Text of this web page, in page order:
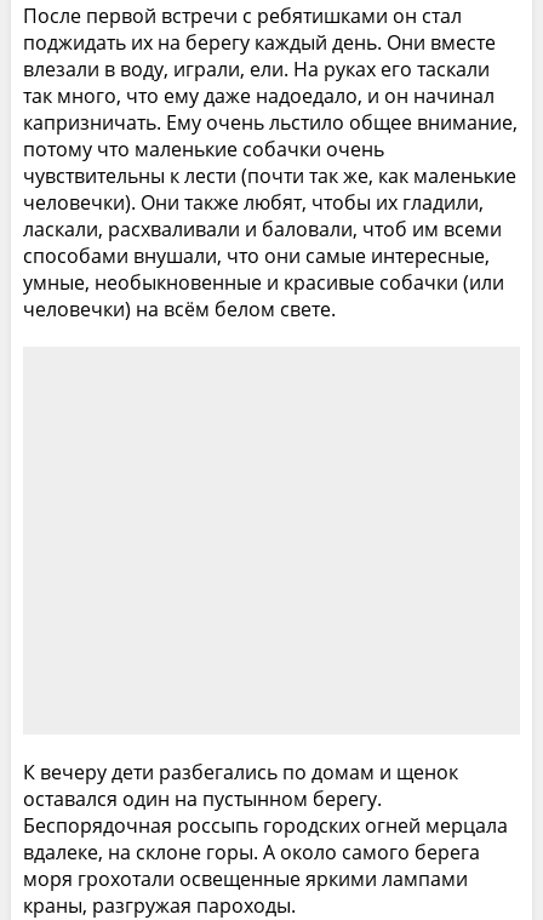
После первой встречи с ребятишками он стал
поджидать их на берегу каждый день. Они вместе
влезали в воду, играли, ели. На руках его таскали
так много, что ему даже надоедало, и он начинал
капризничать. Ему очень льстило общее внимание,
потому что маленькие собачки очень
чувствительны к лести (почти так же, как маленькие
человечки). Они также любят, чтобы их гладили,
ласкали, расхваливали и баловали, чтоб им всеми
способами внушали, что они самые интересные,
умные, необыкновенные и красивые собачки (или
человечки) на всём белом свете.
К вечеру дети разбегались по домам и щенок
оставался один на пустынном берегу.
Беспорядочная россыпь городских огней мерцала
вдалеке, на склоне горы. А около самого берега
моря грохотали освещенные яркими лампами
краны, разгружая пароходы.